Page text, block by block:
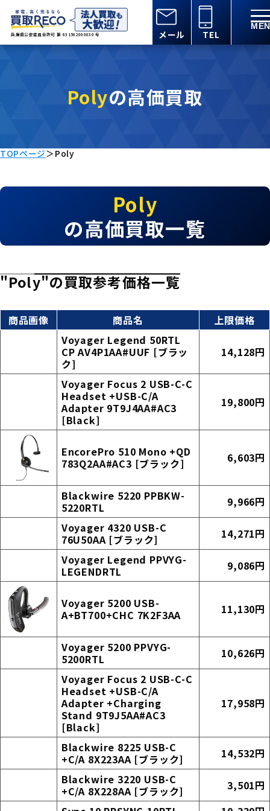
兵庫県公安委員会許可 第 631502000030 号 メール TEL
Polyの高価買取
TOPページ＞ Poly
Poly
の高価買取一覧
"Poly"の買取参考価格一覧
商品画像 商品名
上限価格
Voyager Legend 50RTL
CP AV4P1AA#UUF [ブラッ
ク]
14,128円
Voyager Focus 2 USB-C-C
Headset +USB-C/A
Adapter 9T9J4AA#AC3
[Black]
19,800円
EncorePro 510 Mono +QD
783Q2AA#AC3 [ブラック]
6,603円
Blackwire 5220 PPBKW-
5220RTL
9,966円
Voyager 4320 USB-C
76U50AA [ブラック]
14,271円
Voyager Legend PPVYG-
LEGENDRTL
9,086円
Voyager 5200 USB-
A+BT700+CHC 7K2F3AA
11,130円
Voyager 5200 PPVYG-
5200RTL
10,626円
Voyager Focus 2 USB-C-C
Headset +USB-C/A
Adapter +Charging
Stand 9T9J5AA#AC3
[Black]
17,958円
Blackwire 8225 USB-C
+C/A 8X223AA [ブラック]
14,532円
Blackwire 3220 USB-C
+C/A 8X228AA [ブラック]
3,501円